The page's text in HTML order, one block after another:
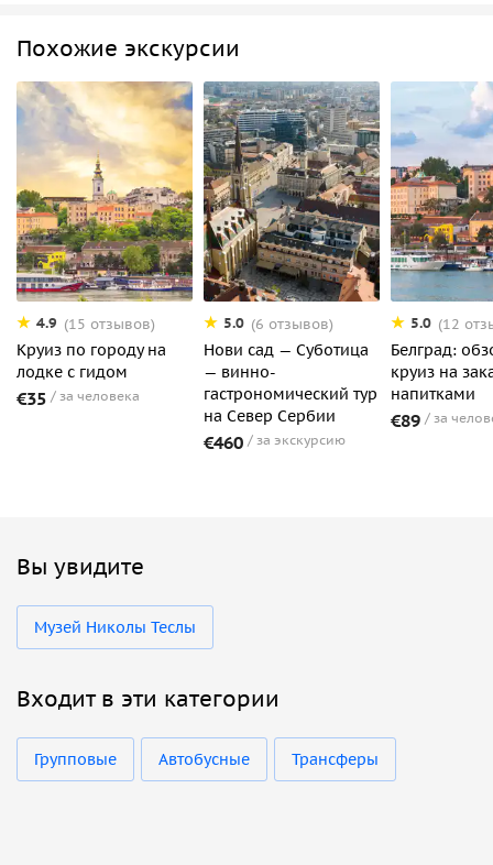
Похожие экскурсии
4.9 (15 отзывов)
Круиз по городу на
лодке с гидом
€35 за человека
5.0 (6 отзывов)
Нови сад — Суботица
— винно-
гастрономический тур
на Север Сербии
€460 за экскурсию
5.0 (12
Белград:
круиз на
напитками
€89 за
Вы увидите
Музей Николы Теслы
Входит в эти категории
Групповые Автобусные Трансферы